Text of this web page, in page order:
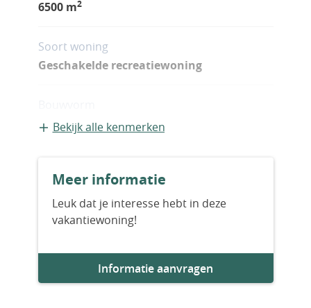
6500 m2
Soort woning
Geschakelde recreatiewoning
Bestaande bouw
2022
Aantal slaapkamers
Aantal badkamers
Bekijk alle kenmerken
Meer informatie
Leuk dat je interesse hebt in deze
vakantiewoning!
Informatie aanvragen